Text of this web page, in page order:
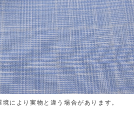
により実物と違う場合があります。